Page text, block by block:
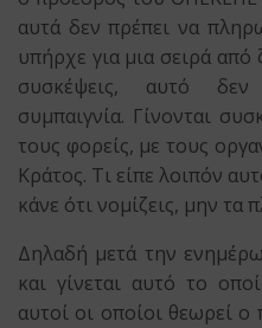
αυτά δεν πρέπει να
υπήρχε για μια σειρά από
συσκέψεις, αυτό
συμπαιγνία. Γίνονται
τους φορείς, με τους
Κράτος. Τι είπε λοιπόν
κάνε ότι νομίζεις, μην τα
Δηλαδή μετά την
και γίνεται αυτό το
αυτοί οι οποίοι θεωρεί